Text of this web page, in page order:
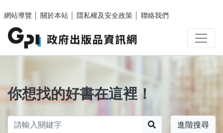
網站導覽
關於本站 隱私權及安全政策 聯絡我們
你想找的好書在這裡！
進階搜尋